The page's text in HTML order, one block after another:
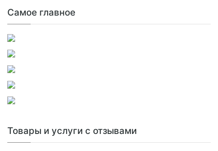
Самое главное
Товары и услуги с отзывами